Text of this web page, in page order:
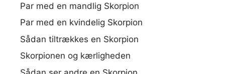
Par med en mandlig Skorpion
Par med en kvindelig Skorpion
Sådan tiltrækkes en Skorpion
Skorpionen og kærligheden